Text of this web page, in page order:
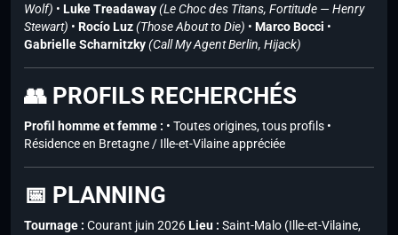
Wolf) • Luke Treadaway(Le Choc des Titans, Fortitude — Henry
Stewart) • Rocío Luz(Those About to Die) • Marco Bocci •
Gabrielle Scharnitzky(Call My Agent Berlin, Hijack)
👥 PROFILS RECHERCHÉS
Profil homme et femme : • Toutes origines, tous profils •
Résidence en Bretagne / Ille-et-Vilaine appréciée
📅 PLANNING
Tournage : Courant juin 2026Lieu : Saint-Malo (Ille-et-Vilaine,